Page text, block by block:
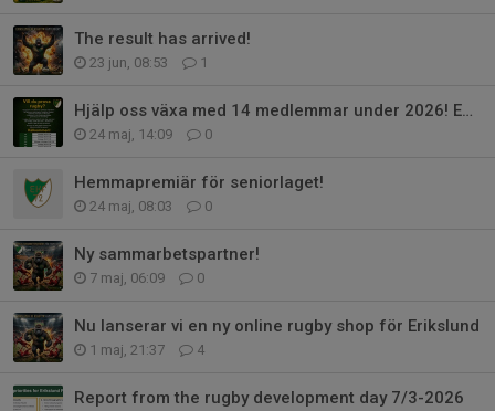
The result has arrived!
23 jun, 08:53 1
Hjälp oss växa med 14 medlemmar under 2026! English text below!
24 maj, 14:09 0
Hemmapremiär för seniorlaget!
24 maj, 08:03 0
Ny sammarbetspartner!
7 maj, 06:09 0
Nu lanserar vi en ny online rugby shop för Erikslund
1 maj, 21:37 4
Report from the rugby development day 7/3-2026